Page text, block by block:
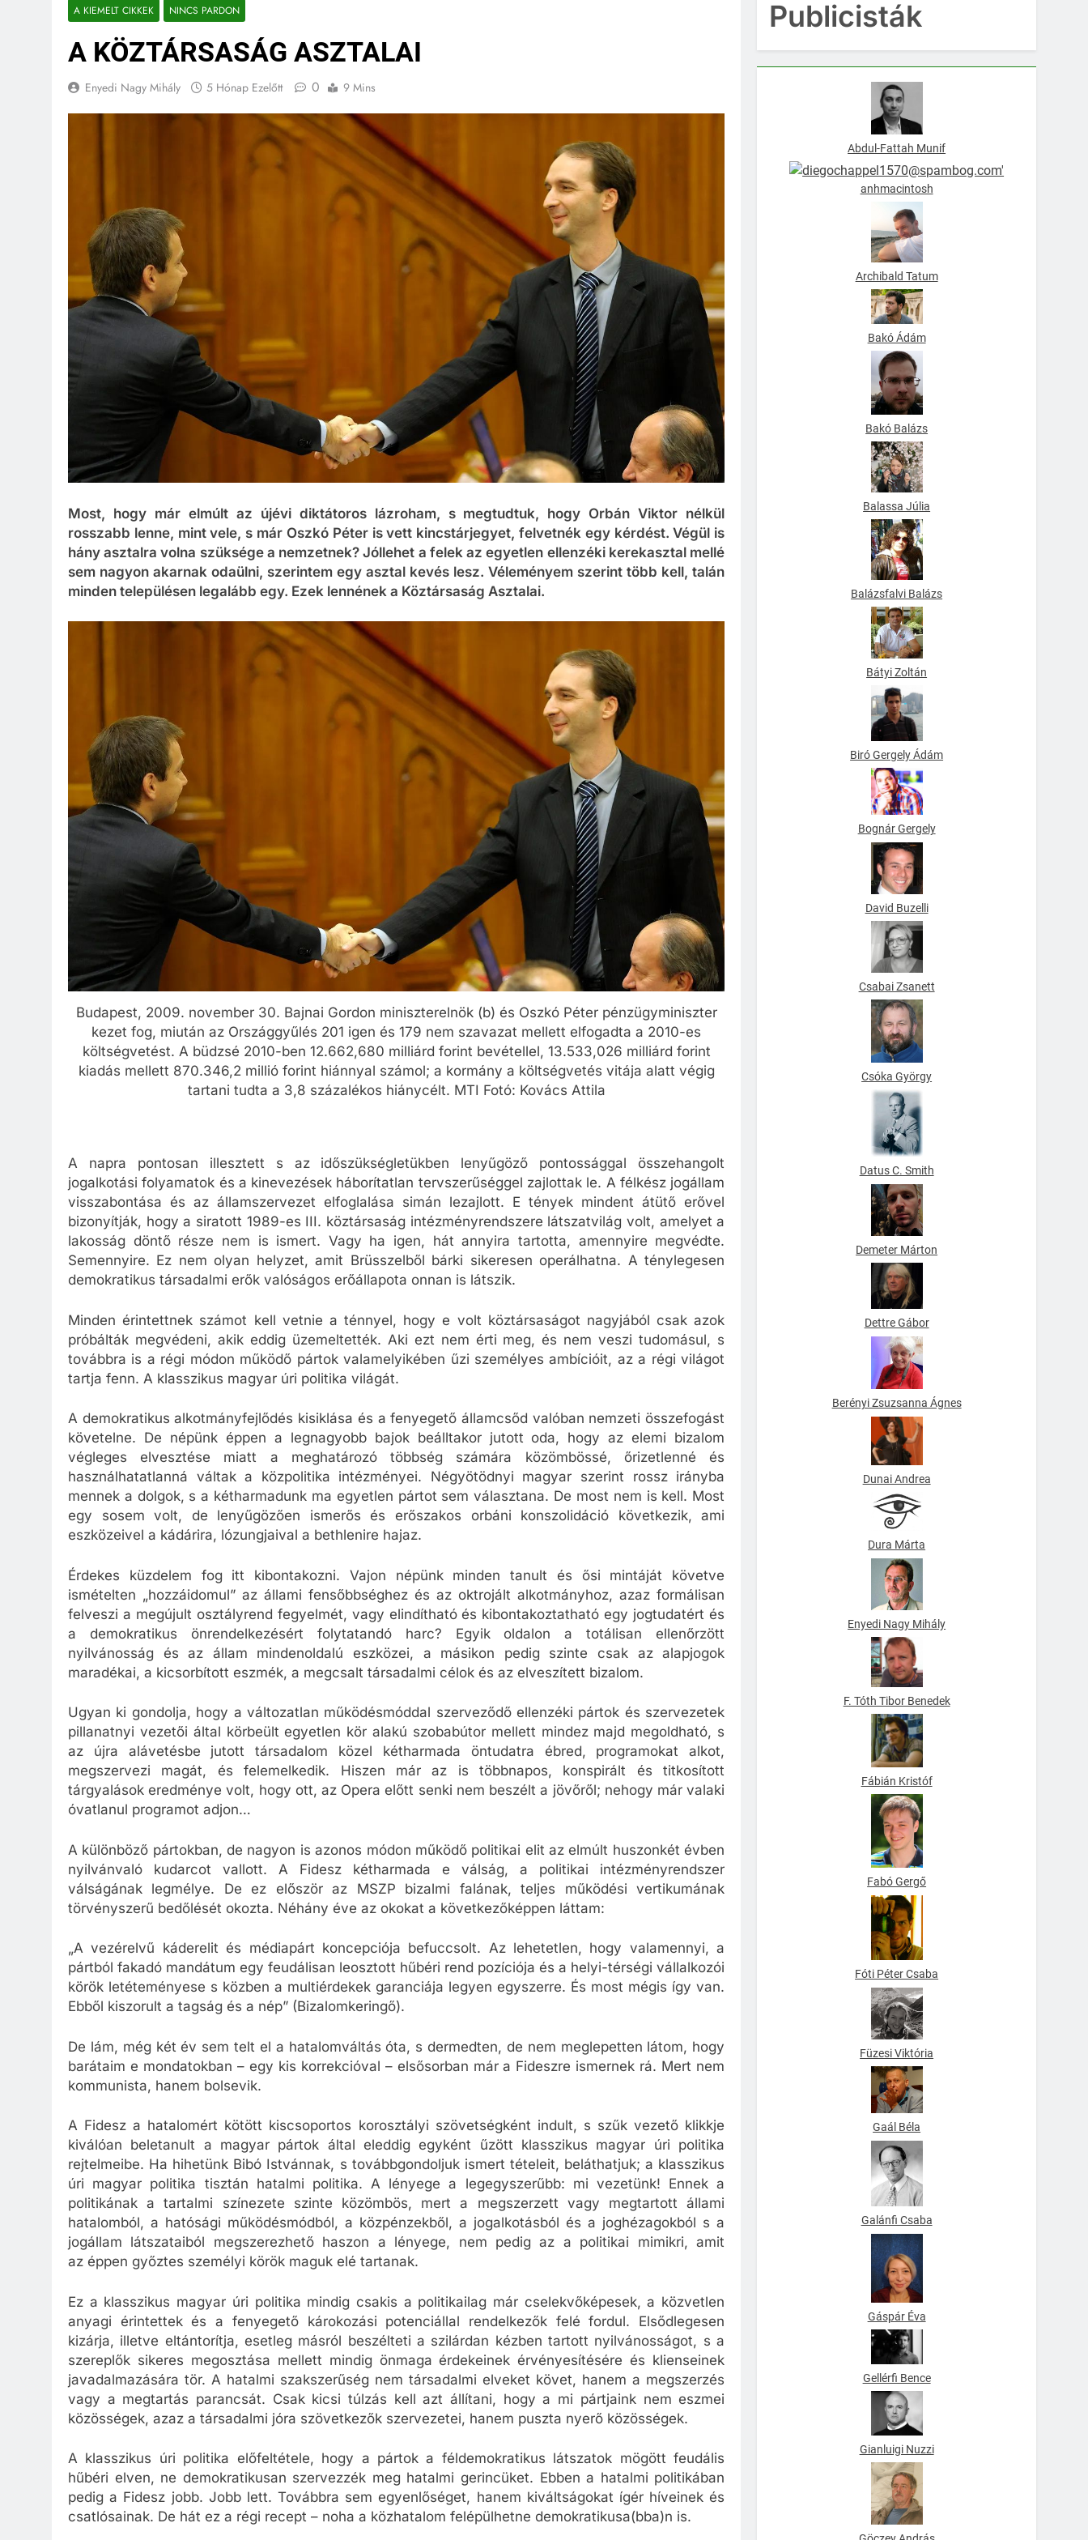
A KIEMELT CIKKEK NINCS PARDON
A KÖZTÁRSASÁG ASZTALAI
Enyedi Nagy Mihály 5 Hónap Ezelőtt 0 9 Mins
Most, hogy már elmúlt az újévi diktátoros lázroham, s megtudtuk, hogy Orbán Viktor nélkül
rosszabb lenne, mint vele, s már Oszkó Péter is vett kincstárjegyet, felvetnék egy kérdést. Végül is
hány asztalra volna szüksége a nemzetnek? Jóllehet a felek az egyetlen ellenzéki kerekasztal mellé
sem nagyon akarnak odaülni, szerintem egy asztal kevés lesz. Véleményem szerint több kell, talán
minden településen legalább egy. Ezek lennének a Köztársaság Asztalai.
Budapest, 2009. november 30. Bajnai Gordon miniszterelnök (b) és Oszkó Péter pénzügyminiszter
kezet fog, miután az Országgyűlés 201 igen és 179 nem szavazat mellett elfogadta a 2010-es
költségvetést. A büdzsé 2010-ben 12.662,680 milliárd forint bevétellel, 13.533,026 milliárd forint
kiadás mellett 870.346,2 millió forint hiánnyal számol; a kormány a költségvetés vitája alatt végig
tartani tudta a 3,8 százalékos hiánycélt. MTI Fotó: Kovács Attila
A napra pontosan illesztett s az időszükségletükben lenyűgöző pontossággal összehangolt
jogalkotási folyamatok és a kinevezések háborítatlan tervszerűséggel zajlottak le. A félkész jogállam
visszabontása és az államszervezet elfoglalása simán lezajlott. E tények mindent átütő erővel
bizonyítják, hogy a siratott 1989-es III. köztársaság intézményrendszere látszatvilág volt, amelyet a
lakosság döntő része nem is ismert. Vagy ha igen, hát annyira tartotta, amennyire megvédte.
Semennyire. Ez nem olyan helyzet, amit Brüsszelből bárki sikeresen operálhatna. A ténylegesen
demokratikus társadalmi erők valóságos erőállapota onnan is látszik.
Minden érintettnek számot kell vetnie a ténnyel, hogy e volt köztársaságot nagyjából csak azok
próbálták megvédeni, akik eddig üzemeltették. Aki ezt nem érti meg, és nem veszi tudomásul, s
továbbra is a régi módon működő pártok valamelyikében űzi személyes ambícióit, az a régi világot
tartja fenn. A klasszikus magyar úri politika világát.
A demokratikus alkotmányfejlődés kisiklása és a fenyegető államcsőd valóban nemzeti összefogást
követelne. De népünk éppen a legnagyobb bajok beálltakor jutott oda, hogy az elemi bizalom
végleges elvesztése miatt a meghatározó többség számára közömbössé, őrizetlenné és
használhatatlanná váltak a közpolitika intézményei. Négyötödnyi magyar szerint rossz irányba
mennek a dolgok, s a kétharmadunk ma egyetlen pártot sem választana. De most nem is kell. Most
egy sosem volt, de lenyűgözően ismerős és erőszakos orbáni konszolidáció következik, ami
eszközeivel a kádárira, lózungjaival a bethlenire hajaz.
Érdekes küzdelem fog itt kibontakozni. Vajon népünk minden tanult és ősi mintáját követve
ismételten „hozzáidomul” az állami fensőbbséghez és az oktrojált alkotmányhoz, azaz formálisan
felveszi a megújult osztályrend fegyelmét, vagy elindítható és kibontakoztatható egy jogtudatért és
a demokratikus önrendelkezésért folytatandó harc? Egyik oldalon a totálisan ellenőrzött
nyilvánosság és az állam mindenoldalú eszközei, a másikon pedig szinte csak az alapjogok
maradékai, a kicsorbított eszmék, a megcsalt társadalmi célok és az elveszített bizalom.
Ugyan ki gondolja, hogy a változatlan működésmóddal szerveződő ellenzéki pártok és szervezetek
pillanatnyi vezetői által körbeült egyetlen kör alakú szobabútor mellett mindez majd megoldható, s
az újra alávetésbe jutott társadalom közel kétharmada öntudatra ébred, programokat alkot,
megszervezi magát, és felemelkedik. Hiszen már az is többnapos, konspirált és titkosított
tárgyalások eredménye volt, hogy ott, az Opera előtt senki nem beszélt a jövőről; nehogy már valaki
óvatlanul programot adjon…
A különböző pártokban, de nagyon is azonos módon működő politikai elit az elmúlt huszonkét évben
nyilvánvaló kudarcot vallott. A Fidesz kétharmada e válság, a politikai intézményrendszer
válságának legmélye. De ez először az MSZP bizalmi falának, teljes működési vertikumának
törvényszerű bedőlését okozta. Néhány éve az okokat a következőképpen láttam:
„A vezérelvű káderelit és médiapárt koncepciója befuccsolt. Az lehetetlen, hogy valamennyi, a
pártból fakadó mandátum egy feudálisan leosztott hűbéri rend pozíciója és a helyi-térségi vállalkozói
körök letéteményese s közben a multiérdekek garanciája legyen egyszerre. És most mégis így van.
Ebből kiszorult a tagság és a nép” (Bizalomkeringő).
De lám, még két év sem telt el a hatalomváltás óta, s dermedten, de nem meglepetten látom, hogy
barátaim e mondatokban – egy kis korrekcióval – elsősorban már a Fideszre ismernek rá. Mert nem
kommunista, hanem bolsevik.
A Fidesz a hatalomért kötött kiscsoportos korosztályi szövetségként indult, s szűk vezető klikkje
kiválóan beletanult a magyar pártok által eleddig egyként űzött klasszikus magyar úri politika
rejtelmeibe. Ha hihetünk Bibó Istvánnak, s továbbgondoljuk ismert tételeit, beláthatjuk; a klasszikus
úri magyar politika tisztán hatalmi politika. A lényege a legegyszerűbb: mi vezetünk! Ennek a
politikának a tartalmi színezete szinte közömbös, mert a megszerzett vagy megtartott állami
hatalomból, a hatósági működésmódból, a közpénzekből, a jogalkotásból és a joghézagokból s a
jogállam látszataiból megszerezhető haszon a lényege, nem pedig az a politikai mimikri, amit
az éppen győztes személyi körök maguk elé tartanak.
Ez a klasszikus magyar úri politika mindig csakis a politikailag már cselekvőképesek, a közvetlen
anyagi érintettek és a fenyegető károkozási potenciállal rendelkezők felé fordul. Elsődlegesen
kizárja, illetve eltántorítja, esetleg másról beszélteti a szilárdan kézben tartott nyilvánosságot, s a
szereplők sikeres megosztása mellett mindig önmaga érdekeinek érvényesítésére és klienseinek
javadalmazására tör. A hatalmi szakszerűség nem társadalmi elveket követ, hanem a megszerzés
vagy a megtartás parancsát. Csak kicsi túlzás kell azt állítani, hogy a mi pártjaink nem eszmei
közösségek, azaz a társadalmi jóra szövetkezők szervezetei, hanem puszta nyerő közösségek.
A klasszikus úri politika előfeltétele, hogy a pártok a féldemokratikus látszatok mögött feudális
hűbéri elven, ne demokratikusan szervezzék meg hatalmi gerincüket. Ebben a hatalmi politikában
pedig a Fidesz jobb. Jobb lett. Továbbra sem egyenlőséget, hanem kiváltságokat ígér híveinek és
csatlósainak. De hát ez a régi recept – noha a közhatalom felépülhetne demokratikusa(bba)n is.
Publicisták
Abdul-Fattah Munif
anhmacintosh
Archibald Tatum
Bakó Ádám
Bakó Balázs
Balassa Júlia
Balázsfalvi Balázs
Bátyi Zoltán
Biró Gergely Ádám
Bognár Gergely
David Buzelli
Csabai Zsanett
Csóka György
Datus C. Smith
Demeter Márton
Dettre Gábor
Berényi Zsuzsanna Ágnes
Dunai Andrea
Dura Márta
Enyedi Nagy Mihály
F. Tóth Tibor Benedek
Fábián Kristóf
Fabó Gergő
Fóti Péter Csaba
Füzesi Viktória
Gaál Béla
Galánfi Csaba
Gáspár Éva
Gellérfi Bence
Gianluigi Nuzzi